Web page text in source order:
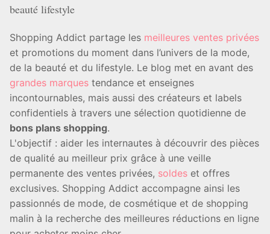
beauté lifestyle
Shopping Addict partage les meilleures ventes privées
et promotions du moment dans l’univers de la mode,
de la beauté et du lifestyle. Le blog met en avant des
grandes marques tendance et enseignes
incontournables, mais aussi des créateurs et labels
confidentiels à travers une sélection quotidienne de
bons plans shopping.
L'objectif : aider les internautes à découvrir des pièces
de qualité au meilleur prix grâce à une veille
permanente des ventes privées, soldes et offres
exclusives. Shopping Addict accompagne ainsi les
passionnés de mode, de cosmétique et de shopping
malin à la recherche des meilleures réductions en ligne